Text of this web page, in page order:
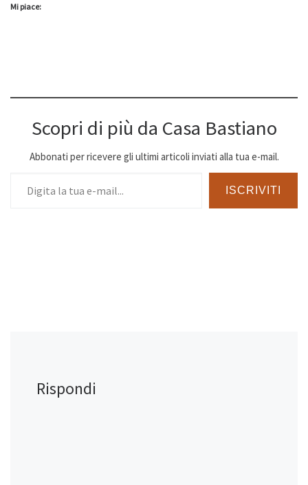
Mi piace:
Scopri di più da Casa Bastiano
Abbonati per ricevere gli ultimi articoli inviati alla tua e-mail.
ISCRIVITI
Rispondi